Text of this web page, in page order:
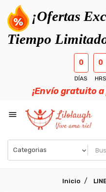
¡Ofertas
Tiempo
0
DÍAS
0
HRS
¡Envío gratuito

Inicio